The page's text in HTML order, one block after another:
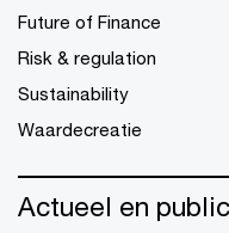
Future of Finance
Risk & regulation
Sustainability
Waardecreatie
Actueel en